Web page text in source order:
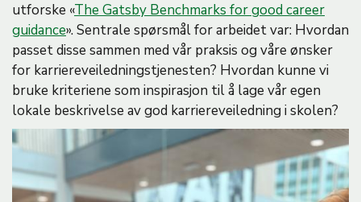
utforske «The Gatsby Benchmarks for good career
guidance». Sentrale spørsmål for arbeidet var: Hvordan
passet disse sammen med vår praksis og våre ønsker
for karriereveiledningstjenesten? Hvordan kunne vi
bruke kriteriene som inspirasjon til å lage vår egen
lokale beskrivelse av god karriereveiledning i skolen?